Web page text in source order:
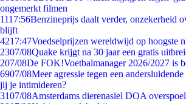
ongemerkt filmen
1117:56Benzineprijs daalt verder, onzekerheid
blijft
4217:47Voedselprijzen wereldwijd op hoogste
2307/08Quake krijgt na 30 jaar een gratis
207/08De FOK!Voetbalmanager 2026/2027 is
6907/08Meer agressie tegen een
jij je intimideren?
3107/08Amsterdams dierenasiel DOA